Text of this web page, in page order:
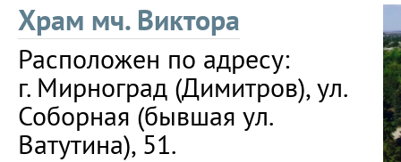
Храм мч. Виктора
Расположен по адресу:
г. Мирноград (Димитров), ул.
Соборная (бывшая ул.
Ватутина), 51.